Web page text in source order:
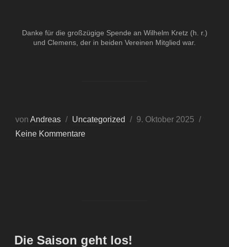
Danke für die großzügige Spende an Wilhelm Kretz (h. r.)
und Clemens, der in beiden Vereinen Mitglied war.
von Andreas Uncategorized
9. Oktober 2025
Keine Kommentare
Die Saison geht los!